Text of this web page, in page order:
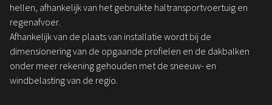
hellen, afhankelijk van het gebruikte haltransportvoertuig en
regenafvoer.
Afhankelijk van de plaats van installatie wordt bij de
dimensionering van de opgaande profielen en de dakbalken
onder meer rekening gehouden met de sneeuw- en
windbelasting van de regio.